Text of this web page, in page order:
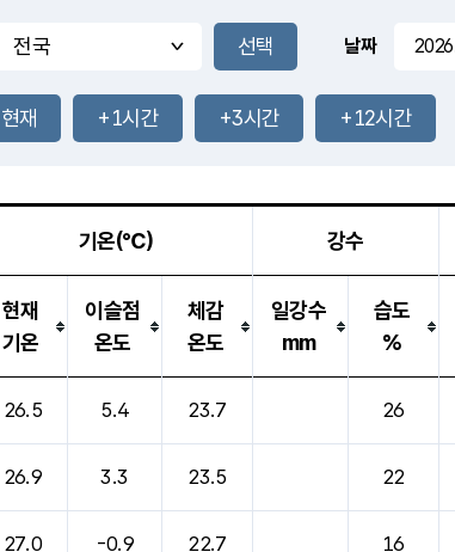
-mm
-mm
29.3
℃
29.4℃
0.8m/s
-mm
-mm
날짜
현재 +1시간 +3시간 +12시간
기온(℃) 강수
현재
기온
이슬점
온도
체감
온도
일강수
mm
습도
%
26.5 5.4 23.7 26
26.9 3.3 23.5 22
27.0 -0.9 22.7 16